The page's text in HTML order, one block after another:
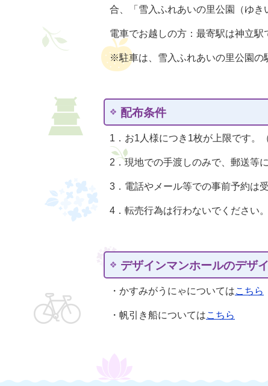
合、「雪入ふれあいの里公園（ゆき
電車でお越しの方：最寄駅は神立駅
※駐車は、雪入ふれあいの里公園の
配布条件
1．お1人様につき1枚が上限です。
2．現地での手渡しのみで、郵送等
3．電話やメール等での事前予約は
4．転売行為は行わないでください。
デザインマンホールのデザ
・かすみがうにゃについてはこちら
・帆引き船についてはこちら